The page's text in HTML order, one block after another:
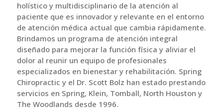
holístico y multidisciplinario de la atención al
paciente que es innovador y relevante en el entorno
de atención médica actual que cambia rápidamente.
Brindamos un programa de atención integral
diseñado para mejorar la función física y aliviar el
dolor al reunir un equipo de profesionales
especializados en bienestar y rehabilitación. Spring
Chiropractic y el Dr. Scott Bolz han estado prestando
servicios en Spring, Klein, Tomball, North Houston y
The Woodlands desde 1996.